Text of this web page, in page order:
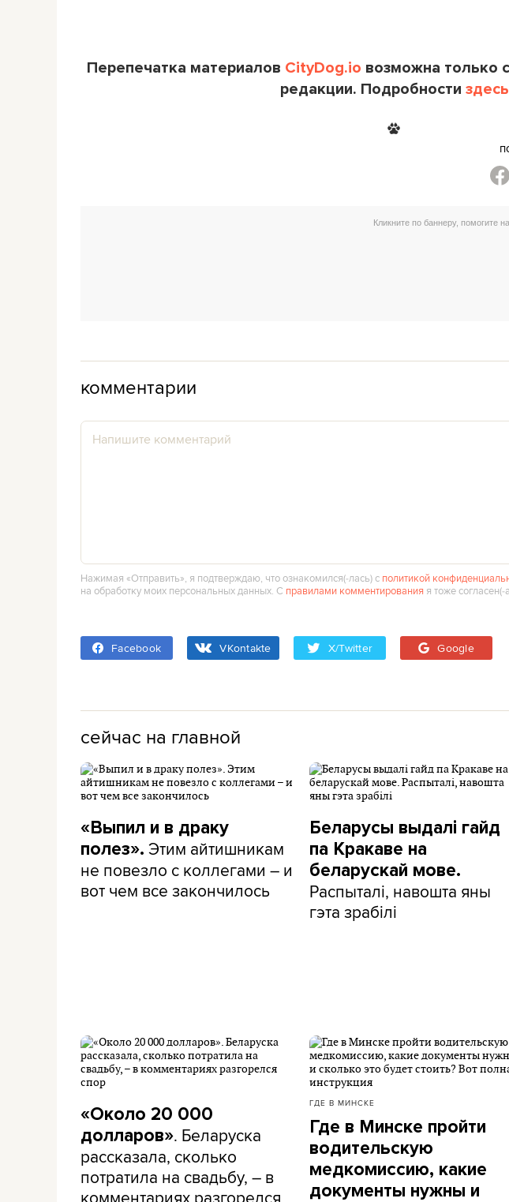
Перепечатка материалов CityDog.io возможна только
редакции. Подробности
комментарии
Нажимая «Отправить», я подтверждаю, что ознакомился(‑лась) с политикой
на обработку моих персональных данных. С правилами комментирования я тоже
Facebook VKontakte X/Twitter Google
сейчас на главной
«Выпил и в драку
полез». Этим айтишникам
не повезло с коллегами – и
вот чем все закончилось
Беларусы выдалі гайд
па Кракаве на
беларускай мове.
Распыталі, навошта яны
гэта зрабілі
«Около 20 000
долларов». Беларуска
рассказала, сколько
потратила на свадьбу, – в
комментариях разгорелся
ГДЕ В МИНСКЕ
Где в Минске пройти
водительскую
медкомиссию, какие
документы нужны и